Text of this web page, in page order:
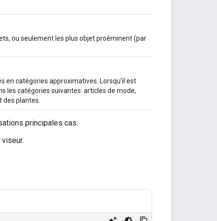
ou seulement les plus objet proéminent (par
en catégories approximatives. Lorsqu'il est
les catégories suivantes: articles de mode,
plantes.
principales cas: